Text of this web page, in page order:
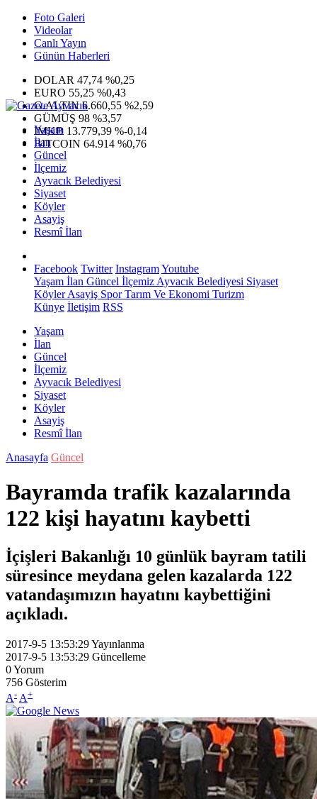
Foto Galeri
Videolar
Canlı Yayın
Günün Haberleri
DOLAR 47,74 %0,25
EURO 55,25 %0,43
G.ALTIN6.660,55 %2,59
GÜMÜŞ 98 %3,57
IMKB 13.779,39 %-0,14
BITCOIN 64.914 %0,76
Yaşam
İlan
Güncel
İlçemiz
Ayvacık Belediyesi
Siyaset
Köyler
Asayiş
Resmî İlan
Facebook Twitter InstagramYoutube
Yaşam İlan Güncel İlçemiz Ayvacık Belediyesi Siyaset
KöylerAsayiş SporTarım Ve Ekonomi Turizm
Künye İletişim RSS
Yaşam
İlan
Güncel
İlçemiz
Ayvacık Belediyesi
Siyaset
Köyler
Asayiş
Resmî İlan
Anasayfa Güncel
Bayramda trafik kazalarında
122 kişi hayatını kaybetti
İçişleri Bakanlığı 10 günlük bayram tatili
süresince meydana gelen kazalarda 122
vatandaşımızın hayatını kaybettiğini
açıkladı.
2017-9-5 13:53:29Yayınlanma
2017-9-5 13:53:29 Güncelleme
0Yorum
756 Gösterim
A- A+